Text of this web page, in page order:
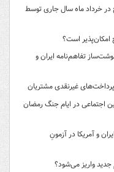
ازدواج در خرداد ماه سال جاری توسط
امکان‌پذیر است؟
ایران؛ جزئیات ۱۴ بند سرنوشت‌ساز تفاهم‌نامه ایران و
غیرنقدی مشتریان
اجتماعی در ایام جنگ رمضان
و آمریکا در آزمونِ
جدید واریز می‌شود؟